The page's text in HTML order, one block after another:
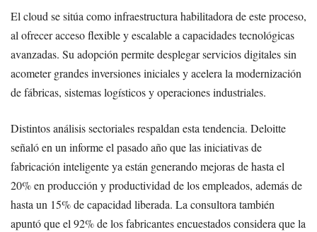
El cloud se sitúa como infraestructura habilitadora de este proceso,
al ofrecer acceso flexible y escalable a capacidades tecnológicas
avanzadas. Su adopción permite desplegar servicios digitales sin
acometer grandes inversiones iniciales y acelera la modernización
de fábricas, sistemas logísticos y operaciones industriales.
Distintos análisis sectoriales respaldan esta tendencia. Deloitte
señaló en un informe el pasado año que las iniciativas de
fabricación inteligente ya están generando mejoras de hasta el
20% en producción y productividad de los empleados, además de
hasta un 15% de capacidad liberada. La consultora también
apuntó que el 92% de los fabricantes encuestados considera que la